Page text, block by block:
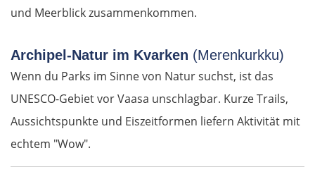
und Meerblick zusammenkommen.
Archipel-Natur im Kvarken (Merenkurkku)
Wenn du Parks im Sinne von Natur suchst, ist das
UNESCO-Gebiet vor Vaasa unschlagbar. Kurze Trails,
Aussichtspunkte und Eiszeitformen liefern Aktivität mit
echtem "Wow".
Monaco
Nizza
Cannes